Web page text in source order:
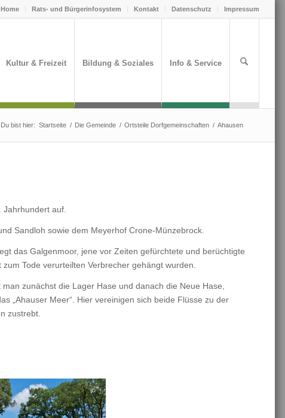
Home Rats- und Bürgerinfosystem Kontakt Datenschutz Impressum
Kultur & Freizeit Bildung & Soziales Info & Service
Du bist hier: Startseite / Die Gemeinde / Ortsteile Dorfgemeinschaften / Ahausen
auf.
Sandloh sowie dem Meyerhof Crone-Münzebrock.
das Galgenmoor, jene vor Zeiten gefürchtete und berüchtigte
Tode verurteilten Verbrecher gehängt wurden.
zunächst die Lager Hase und danach die Neue Hase,
„Ahauser Meer“. Hier vereinigen sich beide Flüsse zu der
zustrebt.